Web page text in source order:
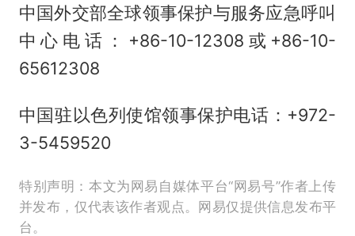
中国外交部全球领事保护与服务应急呼叫
中心电话：+86-10-12308或+86-10-
65612308
中国驻以色列使馆领事保护电话：+972-
3-5459520
特别声明：本文为网易自媒体平台“网易号”作者上传
并发布，仅代表该作者观点。网易仅提供信息发布平
台。